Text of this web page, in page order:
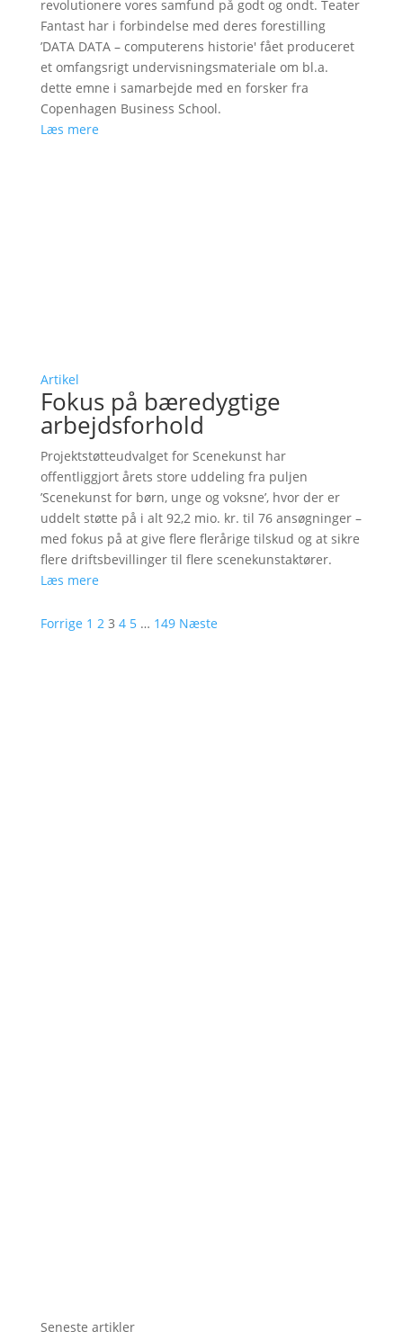
revolutionere vores samfund på godt og ondt. Teater
Fantast har i forbindelse med deres forestilling
’DATA DATA – computerens historie' fået produceret
et omfangsrigt undervisningsmateriale om bl.a.
dette emne i samarbejde med en forsker fra
Copenhagen Business School.
Læs mere
Artikel
Fokus på bæredygtige
arbejdsforhold
Projektstøtteudvalget for Scenekunst har
offentliggjort årets store uddeling fra puljen
’Scenekunst for børn, unge og voksne’, hvor der er
uddelt støtte på i alt 92,2 mio. kr. til 76 ansøgninger –
med fokus på at give flere flerårige tilskud og at sikre
flere driftsbevillinger til flere scenekunstaktører.
Læs mere
Forrige 1 2 3 4 5 … 149 Næste
Seneste artikler